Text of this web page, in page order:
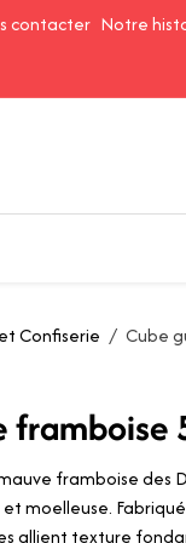
contacter Notre
Confiserie Cube
framboise
framboise des
moelleuse.
allient texture